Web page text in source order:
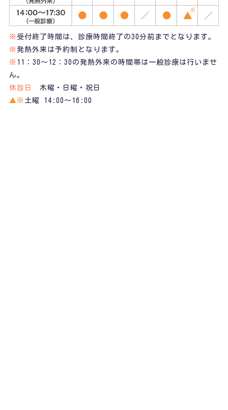
※ 受付終了時間は、診療時間終了の30分前までとなります。
※発熱外来は予約制となります。
※ 11：30～12：30の発熱外来の時間帯は一般診療は行いませ
ん。
休診日
木曜・日曜・祝日
▲※ 土曜 14:00～16:00